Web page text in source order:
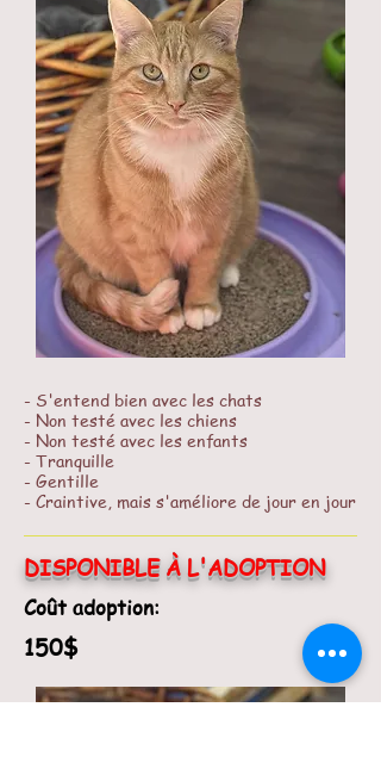
- S'entend bien avec les chats
- Non testé avec les chiens
- Non testé avec les enfants
- Tranquille
- Gentille
- Craintive, mais s'améliore de jour en jour
DISPONIBLE À L'ADOPTION
Coût adoption:
150$